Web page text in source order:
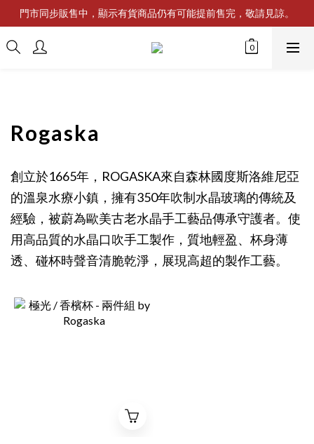
門市同步販售中，顯示有貨商品仍有可能提前售完，敬請見諒。
Rogaska
創立於1665年，ROGASKA來自森林國度斯洛維尼亞
的溫泉水療小鎮，擁有350年吹制水晶玻璃的傳統及
經驗，被蔚為歐美古老水晶手工藝品傳承守護者。使
用高品質的水晶口吹手工製作，質地輕盈、杯身薄
透、碰杯時聲音清脆乾淨，展現高超的製作工藝。